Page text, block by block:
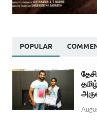
POPULAR